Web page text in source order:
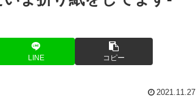
LINE コピー
2021.11.27